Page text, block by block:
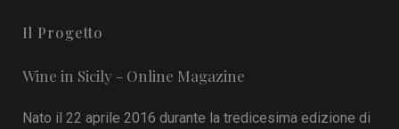
Il Progetto
Wine in Sicily - Online Magazine
Nato il 22 aprile 2016 durante la tredicesima edizione di